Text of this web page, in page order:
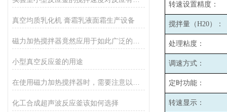
真空均质乳化机 膏霜乳液面霜生产设备
小型真空反应釜的用途
化工合成超声波反应釜该如何选择
转速设置精度：
搅拌量（H20）：
处理粘度：
调速方式：
定时功能：
转速显示：